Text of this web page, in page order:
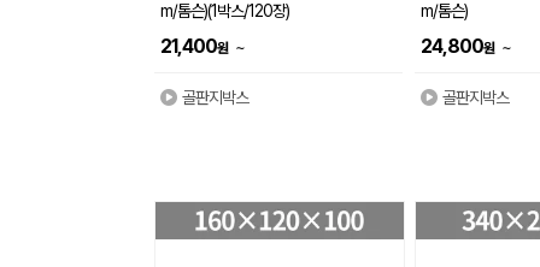
m/톰슨)(1박스/120장)
21,400원 ~
골판지박스
m/톰슨)
24,800원 ~
골판지박스